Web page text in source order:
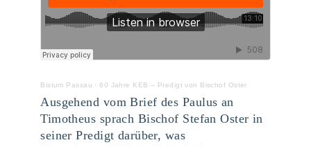
Bistum Passau · 60 Jahre KEB – Predigt von Bischof Oster
Ausgehend vom Brief des Paulus an
Timotheus sprach Bischof Stefan Oster in
seiner Predigt darüber, was